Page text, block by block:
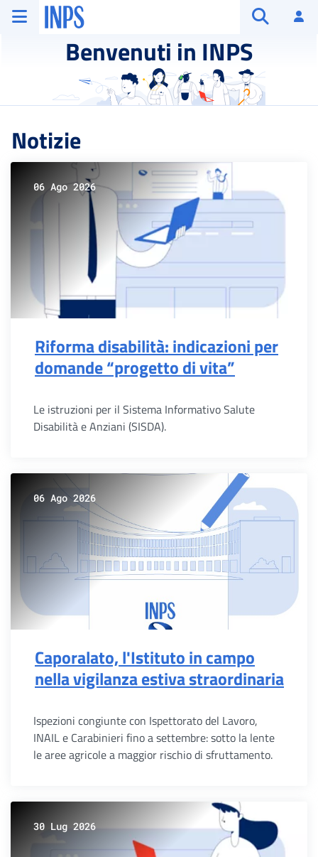
Vai al menu principale
Vai al contenuto principale
Vai al pie' di pagina
INPS ()
Benvenuti in INPS
Notizie
06 Ago 2026
Riforma disabilità: indicazioni per
domande “progetto di vita”
Le istruzioni per il Sistema Informativo Salute
Disabilità e Anziani (SISDA).
06 Ago 2026
Caporalato, l'Istituto in campo
nella vigilanza estiva straordinaria
Ispezioni congiunte con Ispettorato del Lavoro,
INAIL e Carabinieri fino a settembre: sotto la lente
le aree agricole a maggior rischio di sfruttamento.
30 Lug 2026